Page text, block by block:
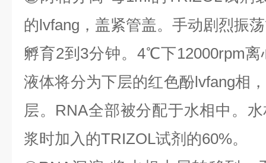
的lvfang ，盖紧管盖。手动剧烈振
孵育2到 3分钟。 4℃下12000rpm离
液体将分为下层的红色酚lvfang相
层。 RNA全部被分配于水相中。
浆时加入的TRIZOL试剂的60%。